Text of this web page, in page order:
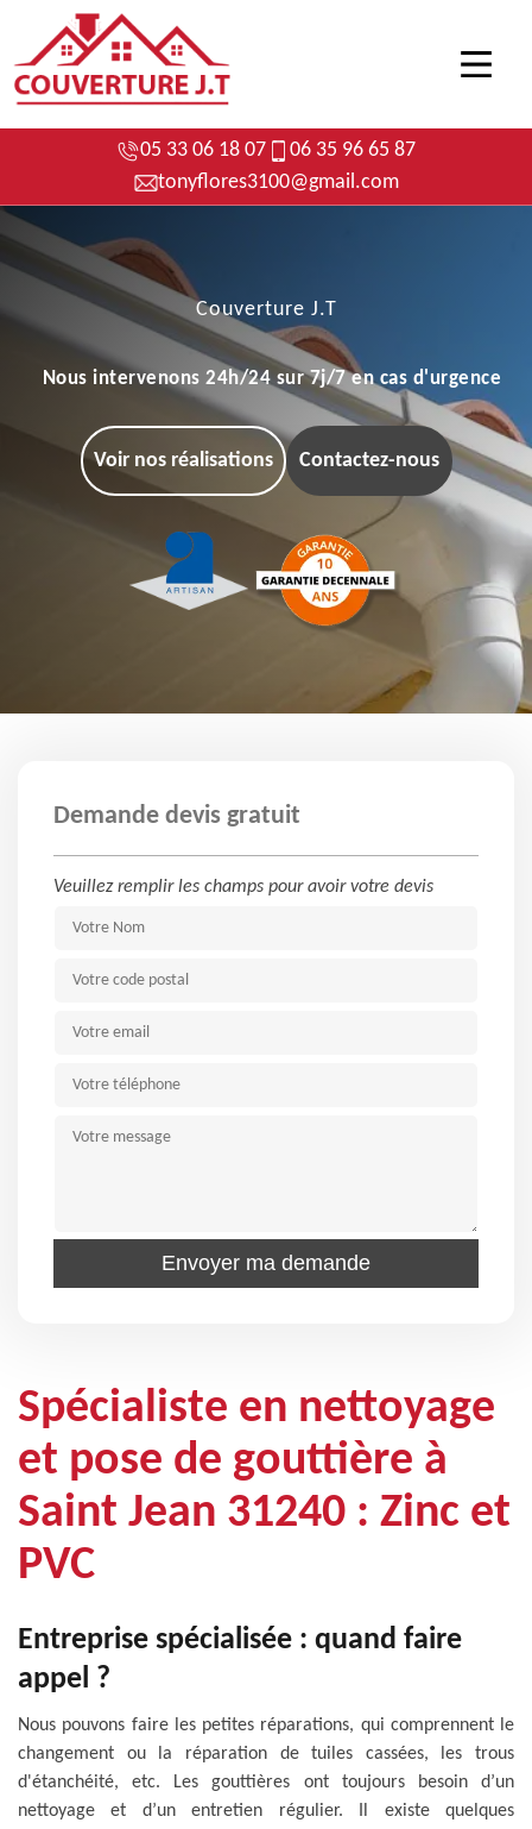
05 33 06 18 07
06 35 96 65 87
tonyflores3100@gmail.com
Couverture J.T
Nous intervenons 24h/24 sur 7j/7 en cas d'urgence
Voir nos réalisations Contactez-nous
Demande devis gratuit
Veuillez remplir les champs pour avoir votre devis
Spécialiste en nettoyage
et pose de gouttière à
Saint Jean 31240 : Zinc et
PVC
Entreprise spécialisée : quand faire
appel ?
Nous pouvons faire les petites réparations, qui comprennent le
changement ou la réparation de tuiles cassées, les trous
d'étanchéité, etc. Les gouttières ont toujours besoin d’un
nettoyage et d’un entretien régulier. Il existe quelques